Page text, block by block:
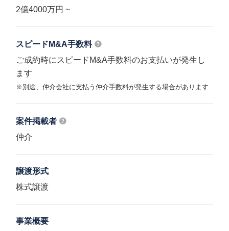
2億4000万円 ~
スピードM&A手数料
ご成約時にスピードM&A手数料のお支払いが発生し
ます
※別途、仲介会社に支払う仲介手数料が発生する場合があります
案件掲載者
仲介
譲渡形式
株式譲渡
事業概要